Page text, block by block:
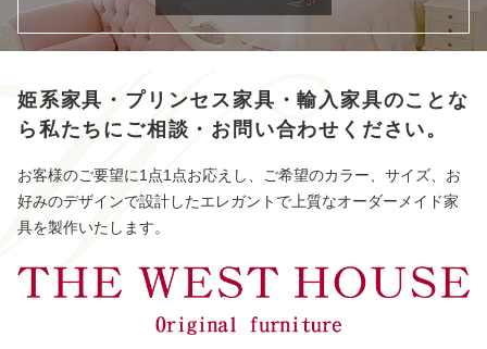
姫系家具・プリンセス家具・輸入家具のことな
ら 私たちにご相談・お問い合わせください。
お客様のご要望に1点1点お応えし、ご希望のカラー、サイズ、お
好みのデザインで設計したエレガントで上質なオーダーメイド家
具を製作いたします。